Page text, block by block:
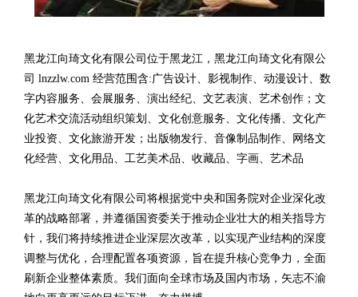
黑龙江向琦文化有限公司位于黑龙江，黑龙江向琦文化有限公
司 lnzzlw.com 经营范围含:广告设计、影视制作、动漫设计、数
字内容服务、会展服务、演出经纪、文艺表演、艺术创作；文
化艺术交流活动组织策划、文化创意服务、文化传播、文化产
业投资、文化旅游开发；出版物发行、音像制品制作、网络文
化经营、文化用品、工艺美术品、收藏品、字画、艺术品
黑龙江向琦文化有限公司将根据党中央和国务院对企业深化改
革的战略部署，并遵循国资委关于推动企业壮大的相关指导方
针，我们将持续推进企业深层次改革，以实现产业结构的深度
调整与优化，合理配置各项资源，旨在提升核心竞争力，全面
刷新企业整体素质。我们面向全球市场及国内市场，矢志不渝